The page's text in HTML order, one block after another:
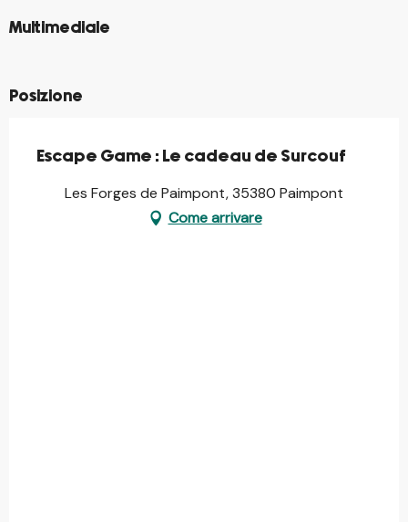
Multimediale
©
©
Posizione
Escape Game : Le cadeau de Surcouf
Les Forges de Paimpont, 35380 Paimpont
Come arrivare